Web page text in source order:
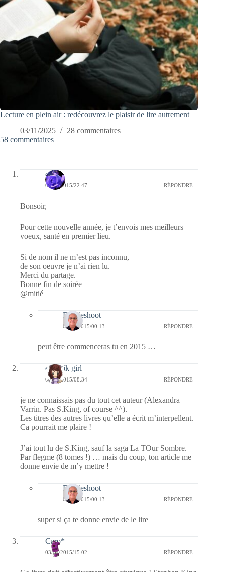
Lecture en plein air : redécouvrez le plaisir de lire autrement
03/11/2025
28 commentaires
58 commentaires
covix
05/01/2015/22:47 RÉPONDRE
Bonsoir,
Pour cette nouvelle année, je t’envois mes meilleurs
voeux, santé en premier lieu.
Si de nom il ne m’est pas inconnu,
de son oeuvre je n’ai rien lu.
Merci du partage.
Bonne fin de soirée
@mitié
Bernieshoot
06/01/2015/00:13 RÉPONDRE
peut être commenceras tu en 2015 …
eclectik girl
04/01/2015/08:34 RÉPONDRE
je ne connaissais pas du tout cet auteur (Alexandra
Varrin. Pas S.King, of course ^^).
Les titres des autres livres qu’elle a écrit m’interpellent.
Ca pourrait me plaire !
J’ai tout lu de S.King, sauf la saga La TOur Sombre.
Par flegme (8 tomes !) … mais du coup, ton article me
donne envie de m’y mettre !
Bernieshoot
06/01/2015/00:13 RÉPONDRE
super si ça te donne envie de le lire
Caro*
03/01/2015/15:02 RÉPONDRE